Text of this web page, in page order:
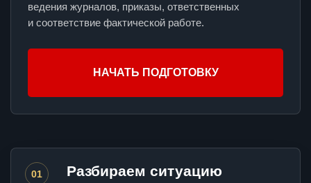
ведения журналов, приказы, ответственных
и соответствие фактической работе.
НАЧАТЬ ПОДГОТОВКУ
01 Разбираем ситуацию